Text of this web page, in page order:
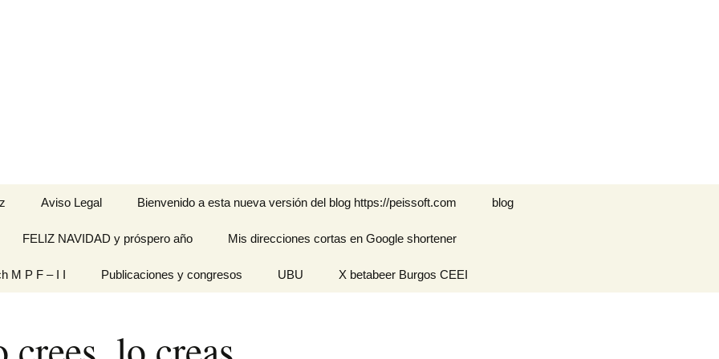
Aviso Legal Bienvenido a esta nueva versión del blog https://peissoft.com blog
de
pantalla
FELIZ NAVIDAD y próspero año Mis direcciones cortas en Google shortener
M P F – I I
M P F – I
Publicaciones y congresos UBU X betabeer Burgos CEEI